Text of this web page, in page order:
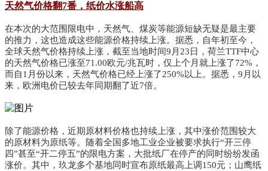
天然气价格翻7番，纸价水涨船高
在本次的大范围限电中，天然气、煤炭等能源短缺无疑是最主要
的推力，这也造成这些能源价格持续上涨。据悉，自年初至今，
全球天然气价格持续上涨，截至当地时间9月23日，荷兰TTF中心
的天然气价格已涨至71.00欧元/兆瓦时，仅上个月就上涨了72%，
而自1月份以来，天然气价格已经上涨了250%以上。据悉，9月以
来，欧洲电价已较去年同期翻了近7倍。
除了能源价格，近期原材料价格也持续上涨，其中涨价范围较大
的原材料为原纸等。随着全国多地工业企业被要求执行“开三停
四”甚至“开二停五”的限电方案，大批纸厂在停产的同时纷纷发函
涨价。其中，玖龙多个基地同时宣布原纸最高上调150元；山鹰纸